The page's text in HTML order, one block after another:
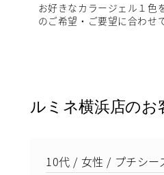
お好きなカラージェル１色
のご希望・ご要望に合わせ
ルミネ横浜店のお
10代 / 女性 / プチシー